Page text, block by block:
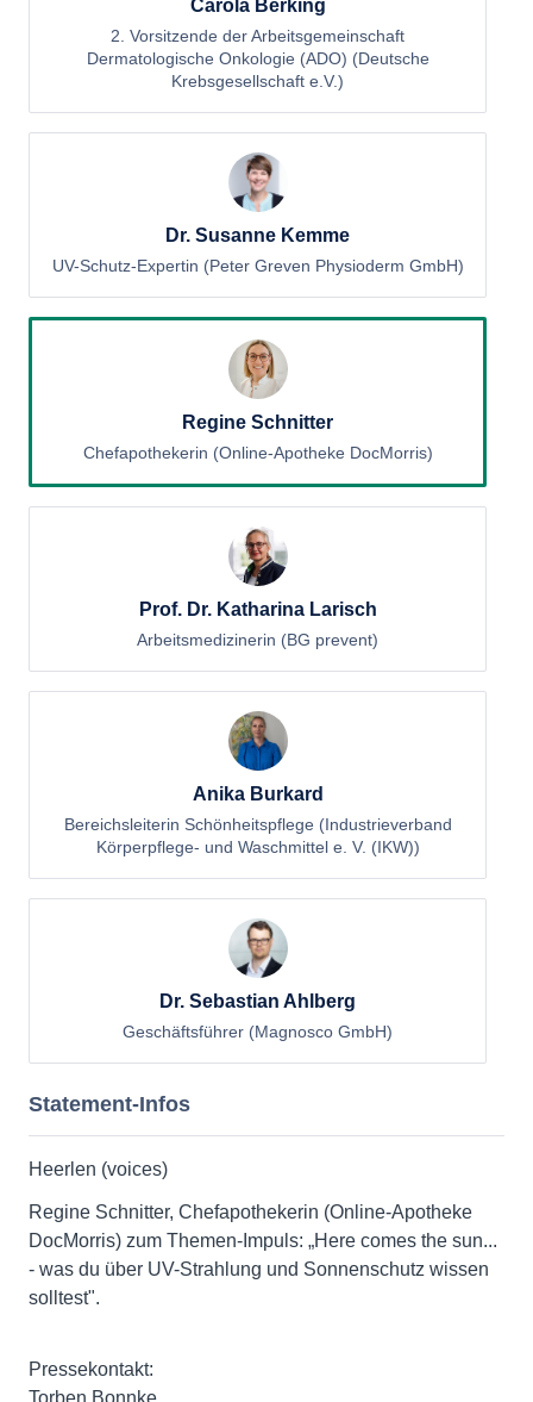
Carola Berking
2. Vorsitzende der Arbeitsgemeinschaft
Dermatologische Onkologie (ADO) (Deutsche
Krebsgesellschaft e.V.)
Dr. Susanne Kemme
UV-Schutz-Expertin (Peter Greven Physioderm GmbH)
Regine Schnitter
Chefapothekerin (Online-Apotheke DocMorris)
Prof. Dr. Katharina Larisch
Arbeitsmedizinerin (BG prevent)
Anika Burkard
Bereichsleiterin Schönheitspflege (Industrieverband
Körperpflege- und Waschmittel e. V. (IKW))
Dr. Sebastian Ahlberg
Geschäftsführer (Magnosco GmbH)
Statement-Infos
Heerlen (voices)
Regine Schnitter, Chefapothekerin (Online-Apotheke
DocMorris) zum Themen-Impuls: „Here comes the sun...
- was du über UV-Strahlung und Sonnenschutz wissen
solltest".
Pressekontakt:
Torben Bonnke